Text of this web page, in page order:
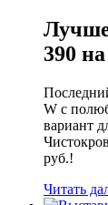
390
W с
вариант
руб.!
Читать